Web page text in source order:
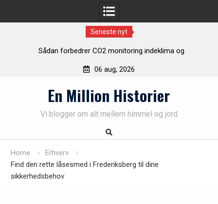
Seneste nyt
Sådan forbedrer CO2 monitoring indeklima og
Sådan optimerer du produktionen med et effektivt
Rustiklys – skab varme og hygge i dit hjem med naturligt
Find det rette malerfirma i Vejle til dine malerprojekter
06 aug, 2026
En Million Historier
Vi blogger om alt mellem himmel og jord
Home
Erhverv
Find den rette låsesmed i Frederiksberg til dine
sikkerhedsbehov